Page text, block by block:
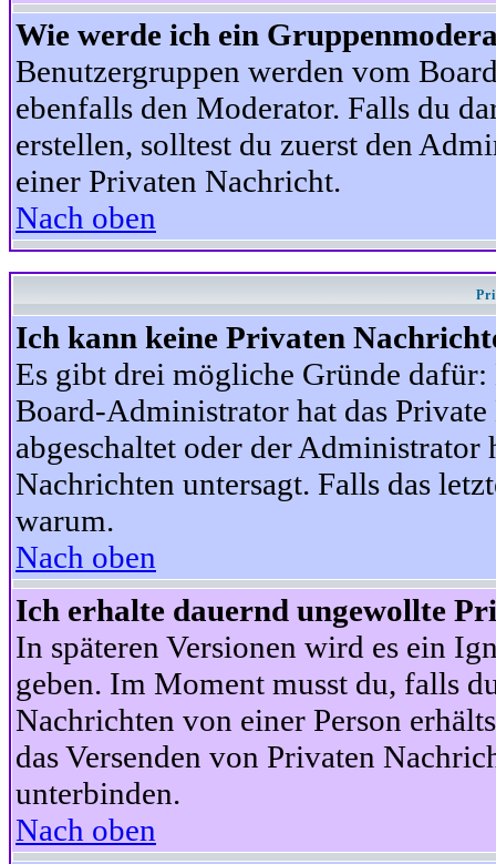
Wie werde ich ein
Benutzergruppen werden vom
ebenfalls den Moderator. Falls du
erstellen, solltest du zuerst den
einer Privaten Nachricht.
Nach oben
Ich kann keine Privaten
Es gibt drei mögliche Gründe
Board-Administrator hat das
abgeschaltet oder der
Nachrichten untersagt. Falls das
warum.
Nach oben
Ich erhalte dauernd ungewollte
In späteren Versionen wird es ein
geben. Im Moment musst du, falls
Nachrichten von einer Person
das Versenden von Privaten
unterbinden.
Nach oben